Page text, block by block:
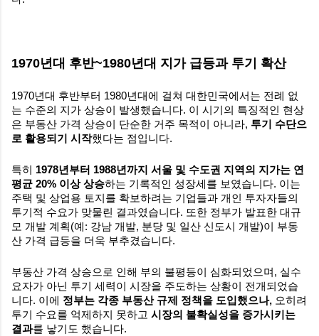
1970년대 후반~1980년대 지가 급등과 투기 확산
1970년대 후반부터 1980년대에 걸쳐 대한민국에서는 전례 없
는 수준의 지가 상승이 발생했습니다. 이 시기의 특징적인 현상
은 부동산 가격 상승이 단순한 거주 목적이 아니라, 투기 수단으
로 활용되기 시작했다는 점입니다.
특히 1978년부터 1988년까지 서울 및 수도권 지역의 지가는 연
평균 20% 이상 상승하는 기록적인 성장세를 보였습니다. 이는
주택 및 상업용 토지를 확보하려는 기업들과 개인 투자자들의
투기적 수요가 맞물린 결과였습니다. 또한 정부가 발표한 대규
모 개발 계획(예: 강남 개발, 분당 및 일산 신도시 개발)이 부동
산 가격 급등을 더욱 부추겼습니다.
부동산 가격 상승으로 인해 부의 불평등이 심화되었으며, 실수
요자가 아닌 투기 세력이 시장을 주도하는 상황이 전개되었습
니다. 이에 정부는 각종 부동산 규제 정책을 도입했으나, 오히려
투기 수요를 억제하지 못하고 시장의 불확실성을 증가시키는
결과를 낳기도 했습니다.